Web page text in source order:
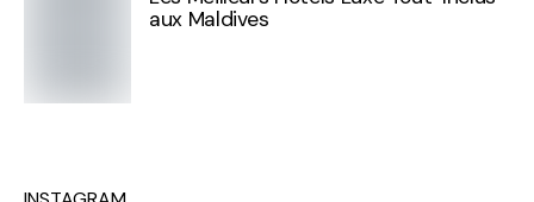
aux Maldives